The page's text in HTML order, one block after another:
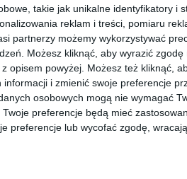
takie jak unikalne identyfikatory i
reklam i treści, pomiaru
partnerzy możemy wykorzystywać
Możesz kliknąć, aby wyrazić
opisem powyżej. Możesz też kliknąć,
informacji i zmienić swoje preferencje
osobowych mogą nie wymagać
preferencje będą mieć
preferencje lub wycofać zgodę,